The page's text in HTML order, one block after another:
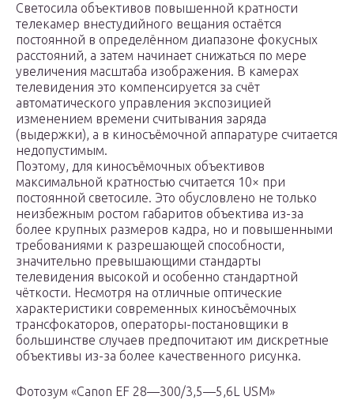
Светосила объективов повышенной кратности
телекамер внестудийного вещания остаётся
постоянной в определённом диапазоне фокусных
расстояний, а затем начинает снижаться по мере
увеличения масштаба изображения. В камерах
телевидения это компенсируется за счёт
автоматического управления экспозицией
изменением времени считывания заряда
(выдержки), а в киносъёмочной аппаратуре считается
недопустимым.
Поэтому, для киносъёмочных объективов
максимальной кратностью считается 10× при
постоянной светосиле. Это обусловлено не только
неизбежным ростом габаритов объектива из-за
более крупных размеров кадра, но и повышенными
требованиями к разрешающей способности,
значительно превышающими стандарты
телевидения высокой и особенно стандартной
чёткости. Несмотря на отличные оптические
характеристики современных киносъёмочных
трансфокаторов, операторы-постановщики в
большинстве случаев предпочитают им дискретные
объективы из-за более качественного рисунка.
Фотозум «Canon EF 28—300/3,5—5,6L USM»